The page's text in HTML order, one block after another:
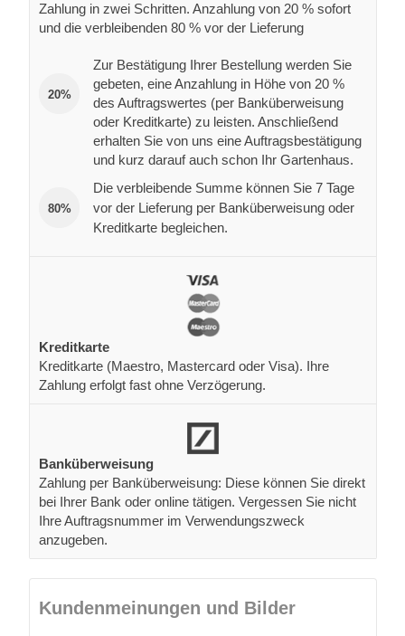
Zahlung in zwei Schritten. Anzahlung von 20 % sofort
und die verbleibenden 80 % vor der Lieferung
20%
Zur Bestätigung Ihrer Bestellung werden Sie
gebeten, eine Anzahlung in Höhe von 20 %
des Auftragswertes (per Banküberweisung
oder Kreditkarte) zu leisten. Anschließend
erhalten Sie von uns eine Auftragsbestätigung
und kurz darauf auch schon Ihr Gartenhaus.
80%
Die verbleibende Summe können Sie 7 Tage
vor der Lieferung per Banküberweisung oder
Kreditkarte begleichen.
Kreditkarte
Kreditkarte (Maestro, Mastercard oder Visa). Ihre
Zahlung erfolgt fast ohne Verzögerung.
Banküberweisung
Zahlung per Banküberweisung: Diese können Sie direkt
bei Ihrer Bank oder online tätigen. Vergessen Sie nicht
Ihre Auftragsnummer im Verwendungszweck
anzugeben.
Kundenmeinungen und Bilder